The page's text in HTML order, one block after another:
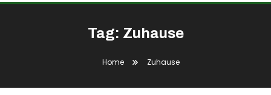
Tag: Zuhause
Home Zuhause